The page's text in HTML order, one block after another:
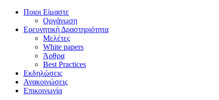
Ποιοι Είμαστε
Οργάνωση
Ερευνητική Δραστηριότητα
Μελέτες
White papers
Άρθρα
Best Practices
Εκδηλώσεις
Ανακοινώσεις
Επικοινωνία